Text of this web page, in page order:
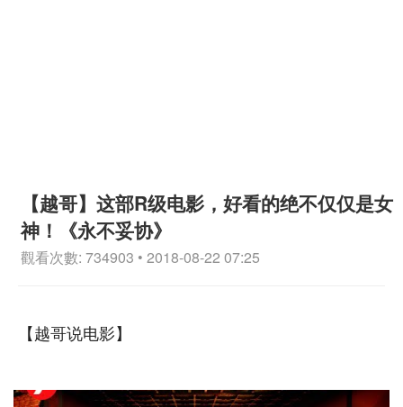
【越哥】这部R级电影，好看的绝不仅仅是女
神！《永不妥协》
觀看次數: 734903 • 2018-08-22 07:25
【越哥说电影】